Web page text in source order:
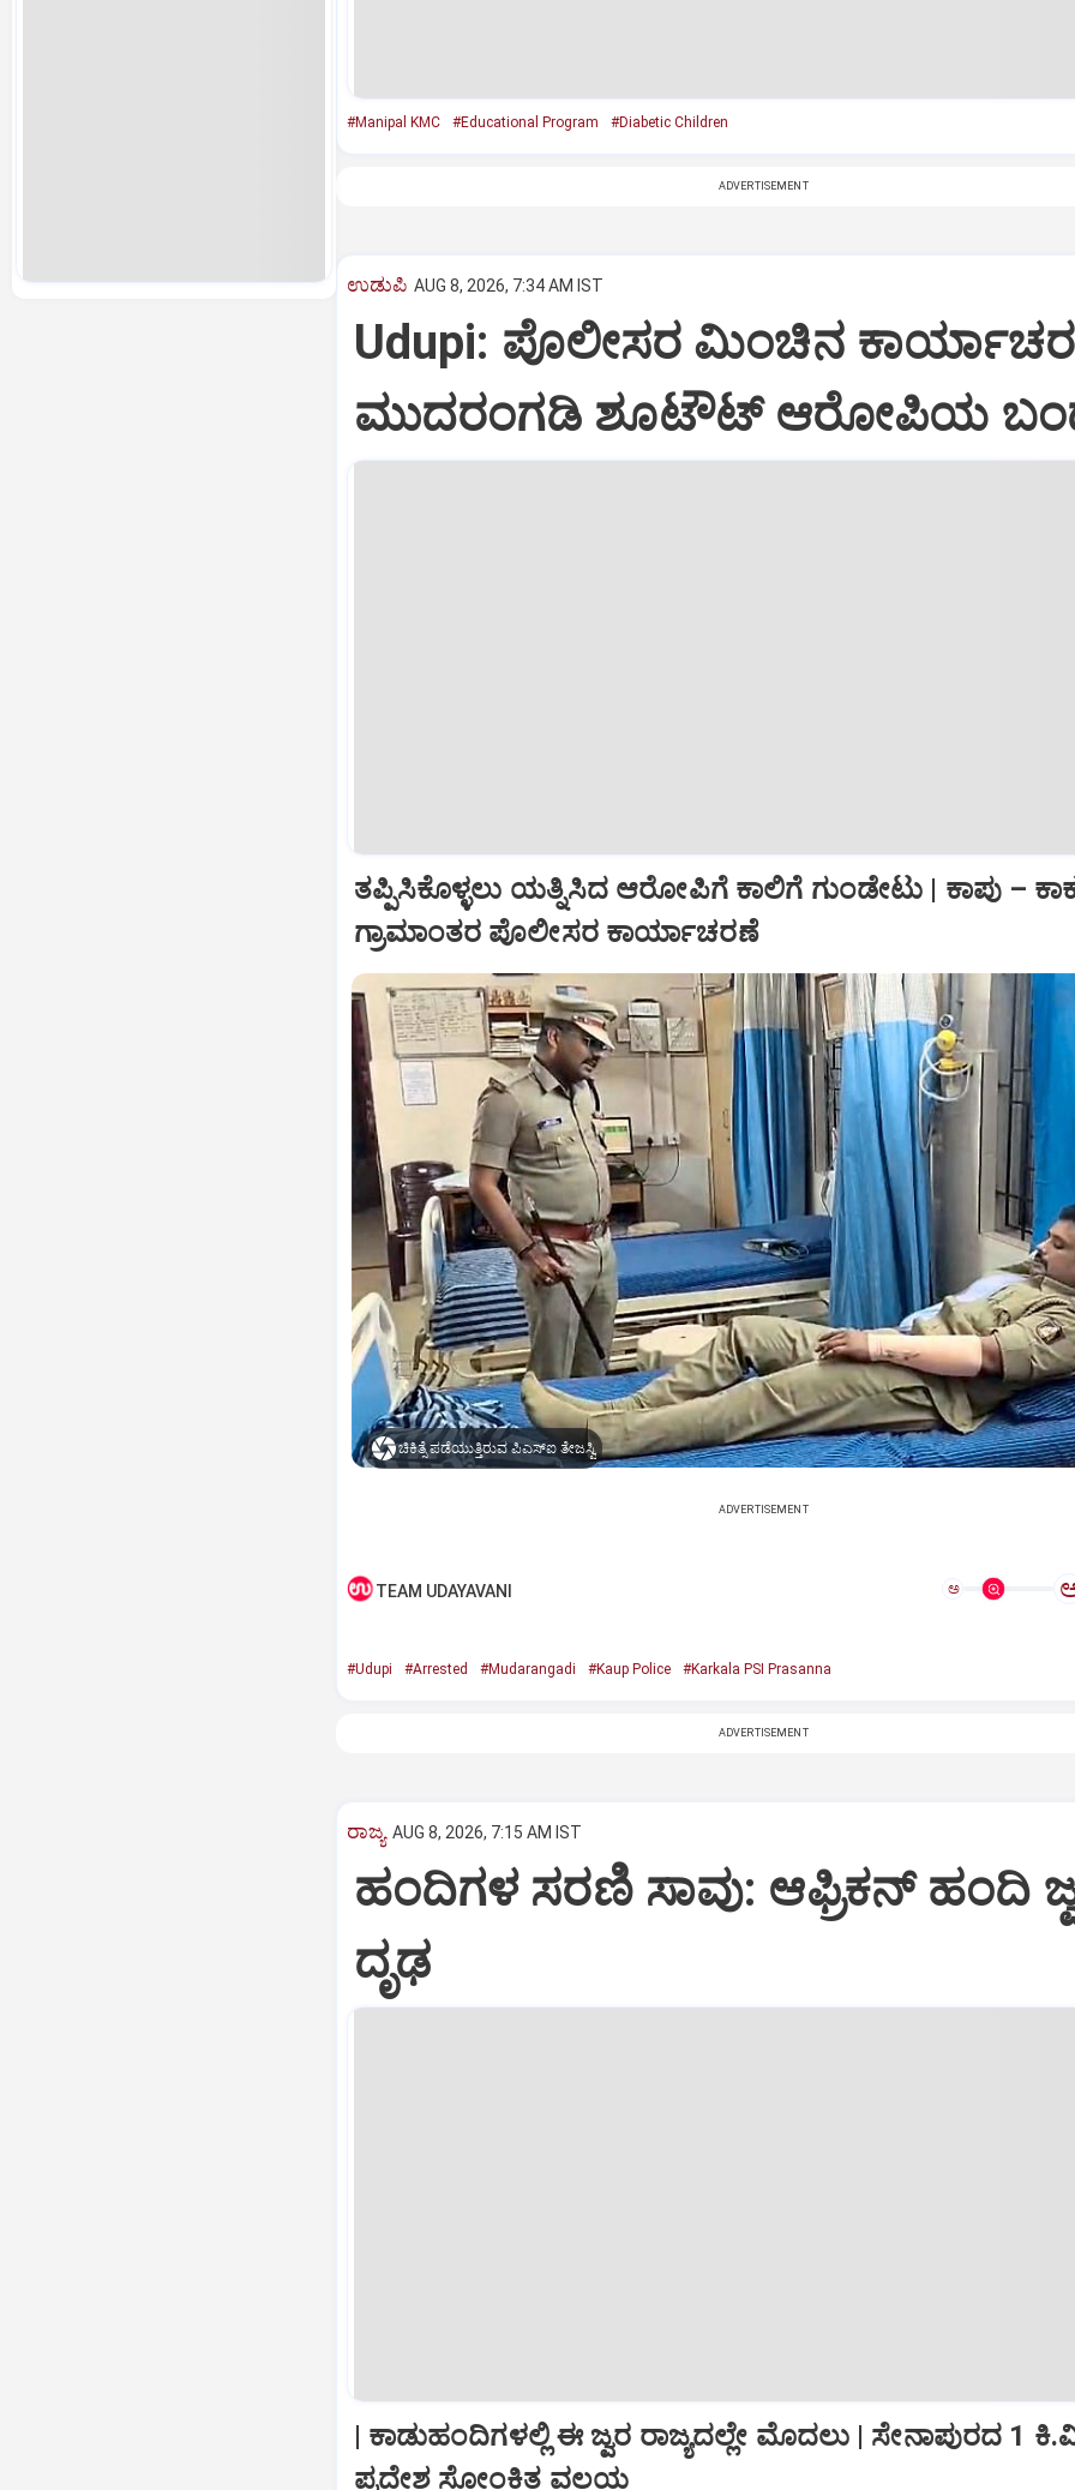
#Manipal KMC #Educational Program #Diabetic Children
ADVERTISEMENT
ಉಡುಪಿ AUG 8, 2026, 7:34 AM IST
Udupi: ಪೊಲೀಸರ ಮಿಂಚಿನ
ಮುದರಂಗಡಿ ಶೂಟೌಟ್‌ ಆರೋಪಿಯ
ತಪ್ಪಿಸಿಕೊಳ್ಳಲು ಯತ್ನಿಸಿದ ಆರೋಪಿಗೆ ಕಾಲಿಗೆ ಗುಂಡೇಟು | ಕಾಪು –
ಗ್ರಾಮಾಂತರ ಪೊಲೀಸರ ಕಾರ್ಯಾಚರಣೆ
ಚಿಕಿತ್ಸೆ ಪಡೆಯುತ್ತಿರುವ ಪಿಎಸ್ಐ ತೇಜಸ್ವಿ
ADVERTISEMENT
TEAM UDAYAVANI ಅ
#Udupi #Arrested #Mudarangadi #Kaup Police #Karkala PSI Prasanna
ADVERTISEMENT
ರಾಜ್ಯ AUG 8, 2026, 7:15 AM IST
ಹಂದಿಗಳ ಸರಣಿ ಸಾವು: ಆಫ್ರಿಕನ್‌ ಹಂದಿ
ದೃಢ
| ಕಾಡುಹಂದಿಗಳಲ್ಲಿ ಈ ಜ್ವರ ರಾಜ್ಯದಲ್ಲೇ ಮೊದಲು | ಸೇನಾಪುರದ 1
ಪ್ರದೇಶ ಸೋಂಕಿತ ವಲಯ